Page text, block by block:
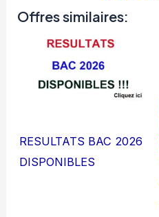
Offres similaires:
RESULTATS BAC 2026
DISPONIBLES